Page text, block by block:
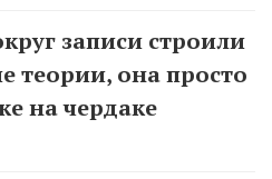
записи строили
теории, она просто
на чердаке